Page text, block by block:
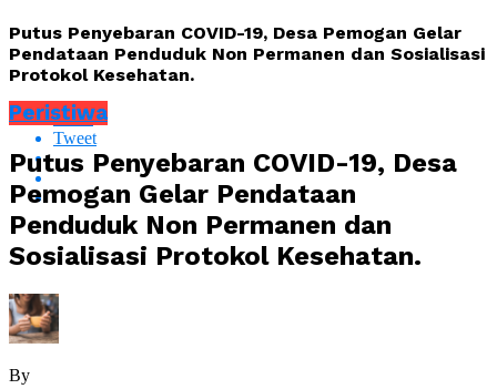
Putus Penyebaran COVID-19, Desa Pemogan Gelar
Pendataan Penduduk Non Permanen dan Sosialisasi
Protokol Kesehatan.
Share
Tweet
Peristiwa
Putus Penyebaran COVID-19, Desa
Pemogan Gelar Pendataan
Penduduk Non Permanen dan
Sosialisasi Protokol Kesehatan.
By